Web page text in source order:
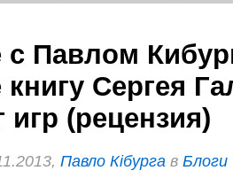
с Павлом
книгу Сергея
игр (рецензия)
Павло Кібурга в Блоги